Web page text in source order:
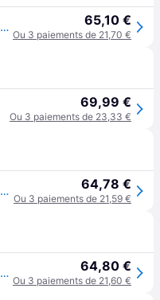
Balance impédancemètre Beurer BF 880 WIFI - Noir 65,10 €
Ou 3 paiements de 21,70 €
69,99 €
Ou 3 paiements de 23,33 €
Balance impédancemètre Beurer BF 880 WIFI - Noir 64,78 €
Ou 3 paiements de 21,59 €
Balance impédancemètre Beurer BF 880 WIFI - Noir 64,80 €
Ou 3 paiements de 21,60 €